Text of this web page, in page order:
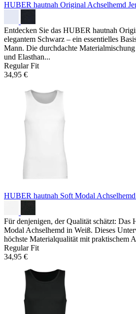
HUBER hautnah Original Achselhemd
Entdecken Sie das HUBER hautnah
elegantem Schwarz – ein essentielles
Mann. Die durchdachte
und Elasthan...
Regular Fit
34,95 €
HUBER hautnah Soft Modal Achselhemd
Für denjenigen, der Qualität schätzt: Das
Modal Achselhemd in Weiß. Dieses
höchste Materialqualität mit praktischem
Regular Fit
34,95 €